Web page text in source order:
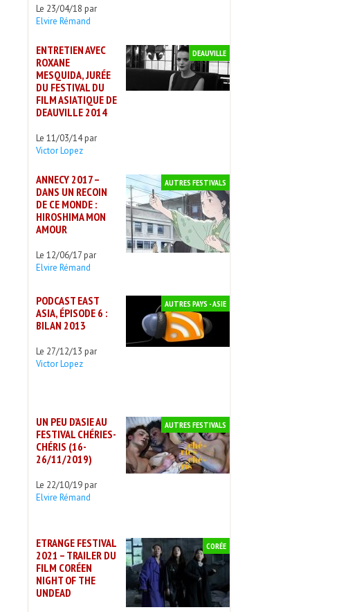
Le 23/04/18 par
Elvire Rémand
ENTRETIEN AVEC
ROXANE
MESQUIDA, JURÉE
DU FESTIVAL DU
FILM ASIATIQUE DE
DEAUVILLE 2014
Le 11/03/14 par
Victor Lopez
DEAUVILLE
ANNECY 2017 –
DANS UN RECOIN
DE CE MONDE :
HIROSHIMA MON
AMOUR
Le 12/06/17 par
Elvire Rémand
AUTRES FESTIVALS
PODCAST EAST
ASIA, ÉPISODE 6 :
BILAN 2013
Le 27/12/13 par
Victor Lopez
AUTRES PAYS - ASIE
UN PEU D’ASIE AU
FESTIVAL CHÉRIES-
CHÉRIS (16-
26/11/2019)
Le 22/10/19 par
Elvire Rémand
AUTRES FESTIVALS
ETRANGE FESTIVAL
2021 – TRAILER DU
FILM CORÉEN
NIGHT OF THE
UNDEAD
CORÉE